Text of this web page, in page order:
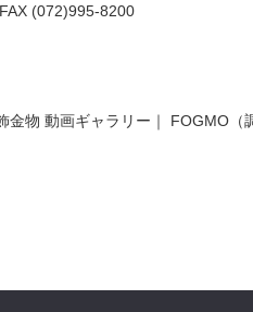
(072)995-8200
金物 動画ギャラリー ｜ FOGMO（